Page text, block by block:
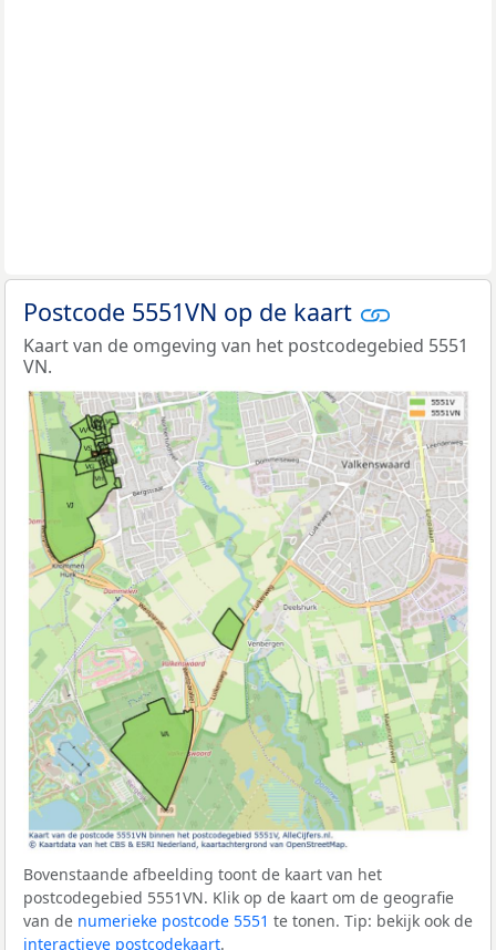
Postcode 5551VN op de kaart
Kaart van de omgeving van het postcodegebied 5551
VN.
Bovenstaande afbeelding toont de kaart van het
postcodegebied 5551VN. Klik op de kaart om de geografie
van de numerieke postcode 5551 te tonen. Tip: bekijk ook de
interactieve postcodekaart.